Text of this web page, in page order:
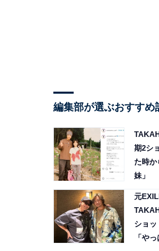
編集部が選ぶおすすめ
期2シ
た時
妹」
元
ショッ
「や